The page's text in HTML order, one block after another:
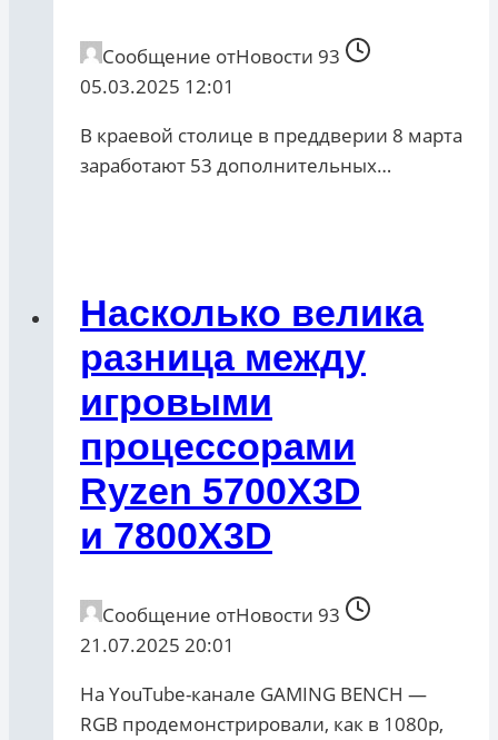
Сообщение отНовости 93
05.03.2025 12:01
В краевой столице в преддверии 8 марта
заработают 53 дополнительных…
Насколько велика
разница между
игровыми
процессорами
Ryzen 5700X3D
и 7800X3D
Сообщение отНовости 93
21.07.2025 20:01
На YouTube-канале GAMING BENCH —
RGB продемонстрировали, как в 1080р,